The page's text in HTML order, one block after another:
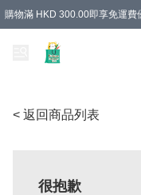
購物滿 HKD 300.00即享免運費
< 返回商品列表
很抱歉